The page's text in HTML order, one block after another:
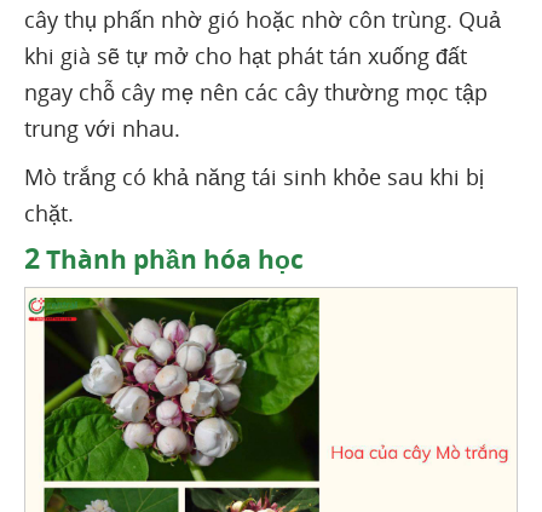
cây thụ phấn nhờ gió hoặc nhờ côn trùng. Quả
khi già sẽ tự mở cho hạt phát tán xuống đất
ngay chỗ cây mẹ nên các cây thường mọc tập
trung với nhau.
Mò trắng có khả năng tái sinh khỏe sau khi bị
chặt.
2Thành phần hóa học